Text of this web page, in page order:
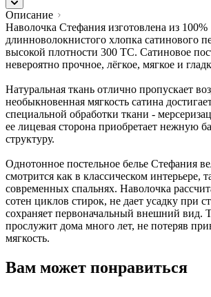
Описание
Наволочка Стефания изготовлена из 100%
длинноволокнистого хлопка сатинового
высокой плотности 300 TC. Сатиновое
невероятно прочное, лёгкое, мягкое и
Натуральная ткань отлично пропускает
необыкновенная мягкость сатина
специальной обработки ткани -
ее лицевая сторона приобретает нежную
структуру.
Однотонное постельное белье Стефания
смотрится как в классическом интерьере,
современных спальнях. Наволочка
сотен циклов стирок, не дает усадку при
сохраняет первоначальный внешний вид.
прослужит дома много лет, не потеряв
мягкость.
Вам может понравиться